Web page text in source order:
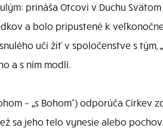
prináša Otcovi v Duchu
a bolo pripustené k
učí žiť v spoločenstve s tým,
a s ním modlí.
– „s Bohom“) odporúča
sa jeho telo vynesie alebo